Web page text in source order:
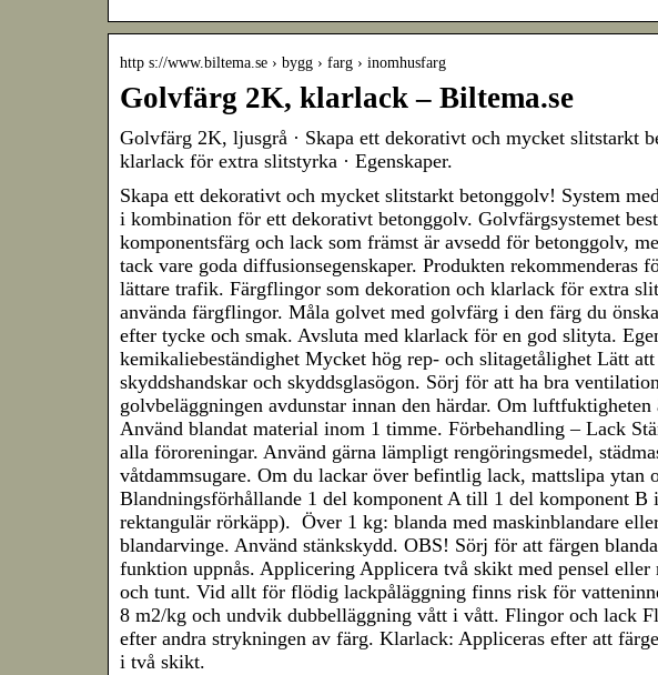
http s://www.biltema.se › bygg › farg › inomhusfarg
Golvfärg 2K, klarlack – Biltema.se
Golvfärg 2K, ljusgrå · Skapa ett dekorativt och mycket slitstarkt
klarlack för extra slitstyrka · Egenskaper.
Skapa ett dekorativt och mycket slitstarkt betonggolv! System
i kombination för ett dekorativt betonggolv. Golvfärgsystemet
komponentsfärg och lack som främst är avsedd för betonggolv,
tack vare goda diffusionsegenskaper. Produkten rekommenderas
lättare trafik. Färgflingor som dekoration och klarlack för extra
använda färgflingor. Måla golvet med golvfärg i den färg du
efter tycke och smak. Avsluta med klarlack för en god slityta.
kemikaliebeständighet Mycket hög rep- och slitagetålighet Lätt
skyddshandskar och skyddsglasögon. Sörj för att ha bra
golvbeläggningen avdunstar innan den härdar. Om
Använd blandat material inom 1 timme. Förbehandling – Lack
alla föroreningar. Använd gärna lämpligt rengöringsmedel,
våtdammsugare. Om du lackar över befintlig lack, mattslipa ytan
Blandningsförhållande 1 del komponent A till 1 del komponent
rektangulär rörkäpp). Över 1 kg: blanda med maskinblandare
blandarvinge. Använd stänkskydd. OBS! Sörj för att färgen
funktion uppnås. Applicering Applicera två skikt med pensel
och tunt. Vid allt för flödig lackpåläggning finns risk för
8 m2/kg och undvik dubbelläggning vått i vått. Flingor och lack
efter andra strykningen av färg. Klarlack: Appliceras efter att
i två skikt.